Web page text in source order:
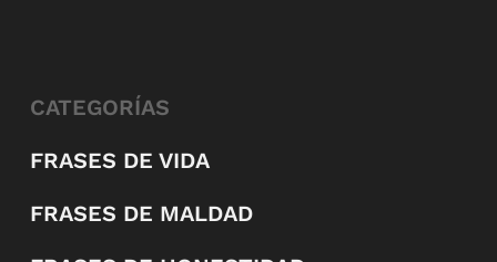
CATEGORÍAS
FRASES DE VIDA
FRASES DE MALDAD